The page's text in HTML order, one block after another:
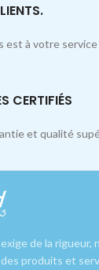
est à votre
CERTIFIÉS
et qualité
de la rigueur,
produits et